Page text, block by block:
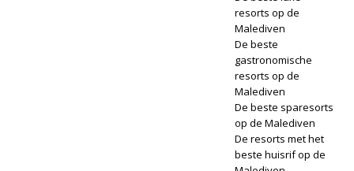
resorts op de
Malediven
De beste
gastronomische
resorts op de
Malediven
De beste sparesorts
op de Malediven
De resorts met het
beste huisrif op de